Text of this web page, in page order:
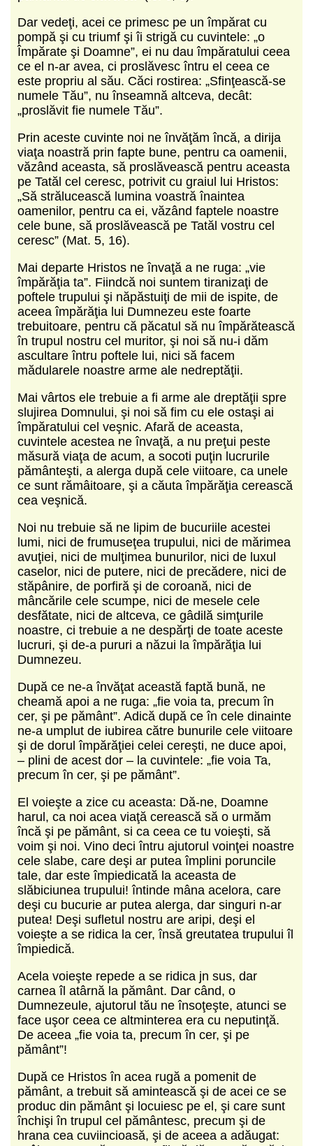
Dar vedeţi, acei ce primesc pe un împărat cu
pompă şi cu triumf şi îi strigă cu cuvintele: „o
Împărate şi Doamne”, ei nu dau împăratului ceea
ce el n-ar avea, ci proslăvesc întru el ceea ce
este propriu al său. Căci rostirea: „Sfinţească-se
numele Tău”, nu înseamnă altceva, decât:
„proslăvit fie numele Tău”.
Prin aceste cuvinte noi ne învăţăm încă, a dirija
viaţa noastră prin fapte bune, pentru ca oamenii,
văzând aceasta, să proslăvească pentru aceasta
pe Tatăl cel ceresc, potrivit cu graiul lui Hristos:
„Să strălucească lumina voastră înaintea
oamenilor, pentru ca ei, văzând faptele noastre
cele bune, să proslăvească pe Tatăl vostru cel
ceresc” (Mat. 5, 16).
Mai departe Hristos ne învaţă a ne ruga: „vie
împărăţia ta”. Fiindcă noi suntem tiranizaţi de
poftele trupului şi năpăstuiţi de mii de ispite, de
aceea împărăţia lui Dumnezeu este foarte
trebuitoare, pentru că păcatul să nu împărătească
în trupul nostru cel muritor, şi noi să nu-i dăm
ascultare întru poftele lui, nici să facem
mădularele noastre arme ale nedreptăţii.
Mai vârtos ele trebuie a fi arme ale dreptăţii spre
slujirea Domnului, şi noi să fim cu ele ostaşi ai
împăratului cel veşnic. Afară de aceasta,
cuvintele acestea ne învaţă, a nu preţui peste
măsură viaţa de acum, a socoti puţin lucrurile
pământeşti, a alerga după cele viitoare, ca unele
ce sunt rămâitoare, şi a căuta împărăţia cerească
cea veşnică.
Noi nu trebuie să ne lipim de bucuriile acestei
lumi, nici de frumuseţea trupului, nici de mărimea
avuţiei, nici de mulţimea bunurilor, nici de luxul
caselor, nici de putere, nici de precădere, nici de
stăpânire, de porfiră şi de coroană, nici de
mâncările cele scumpe, nici de mesele cele
desfătate, nici de altceva, ce gâdilă simţurile
noastre, ci trebuie a ne despărţi de toate aceste
lucruri, şi de-a pururi a năzui la împărăţia lui
Dumnezeu.
După ce ne-a învăţat această faptă bună, ne
cheamă apoi a ne ruga: „fie voia ta, precum în
cer, şi pe pământ”. Adică după ce în cele dinainte
ne-a umplut de iubirea către bunurile cele viitoare
şi de dorul împărăţiei celei cereşti, ne duce apoi,
– plini de acest dor – la cuvintele: „fie voia Ta,
precum în cer, şi pe pământ”.
El voieşte a zice cu aceasta: Dă-ne, Doamne
harul, ca noi acea viaţă cerească să o urmăm
încă şi pe pământ, si ca ceea ce tu voieşti, să
voim şi noi. Vino deci întru ajutorul voinţei noastre
cele slabe, care deşi ar putea împlini poruncile
tale, dar este împiedicată la aceasta de
slăbiciunea trupului! întinde mâna acelora, care
deşi cu bucurie ar putea alerga, dar singuri n-ar
putea! Deşi sufletul nostru are aripi, deşi el
voieşte a se ridica la cer, însă greutatea trupului îl
împiedică.
Acela voieşte repede a se ridica jn sus, dar
carnea îl atârnă la pământ. Dar când, o
Dumnezeule, ajutorul tău ne însoţeşte, atunci se
face uşor ceea ce altminterea era cu neputinţă.
De aceea „fie voia ta, precum în cer, şi pe
pământ”!
După ce Hristos în acea rugă a pomenit de
pământ, a trebuit să amintească şi de acei ce se
produc din pământ şi locuiesc pe el, şi care sunt
închişi în trupul cel pământesc, precum şi de
hrana cea cuviincioasă, şi de aceea a adăugat: